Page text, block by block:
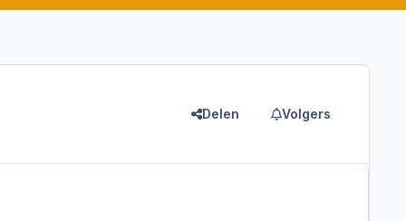
Delen Volgers